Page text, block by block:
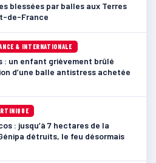
blessées par balles aux Terres
de-France
& INTERNATIONALE
: un enfant grièvement brûlé
d’une balle antistress achetée
: jusqu’à 7 hectares de la
détruits, le feu désormais